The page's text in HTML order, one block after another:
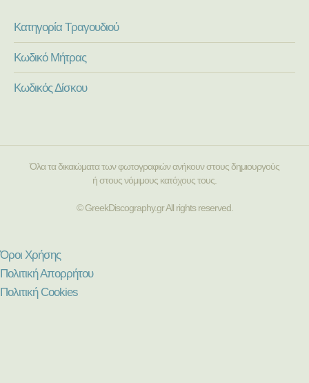
Κατηγορία Τραγουδιού
Κωδικό Μήτρας
Κωδικός Δίσκου
Όλα τα δικαιώματα των φωτογραφιών ανήκουν στους δημιουργούς
ή στους νόμιμους κατόχους τους.
© GreekDiscography.gr All rights reserved.
Όροι Χρήσης
Πολιτική Απορρήτου
Πολιτική Cookies